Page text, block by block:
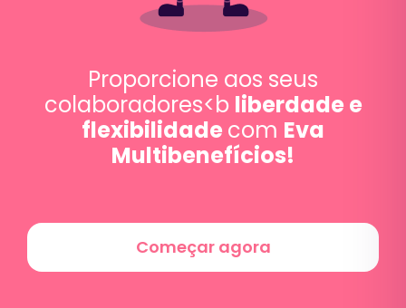
Proporcione aos seus
colaboradores<b liberdade e
flexibilidade com Eva
Multibenefícios!
Começar agora